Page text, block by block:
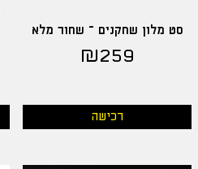
סט מלון שחקנים – שחור מלא
₪259
רכישה